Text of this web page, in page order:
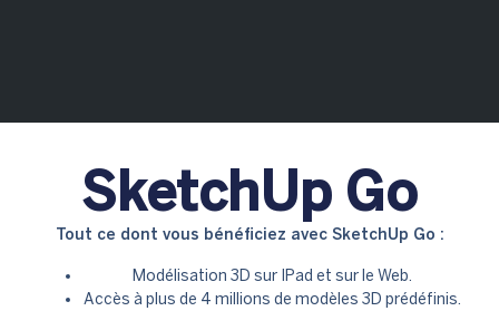
SketchUp Go
Tout ce dont vous bénéficiez avec SketchUp Go :
Modélisation 3D sur IPad et sur le Web.
Accès à plus de 4 millions de modèles 3D prédéfinis.